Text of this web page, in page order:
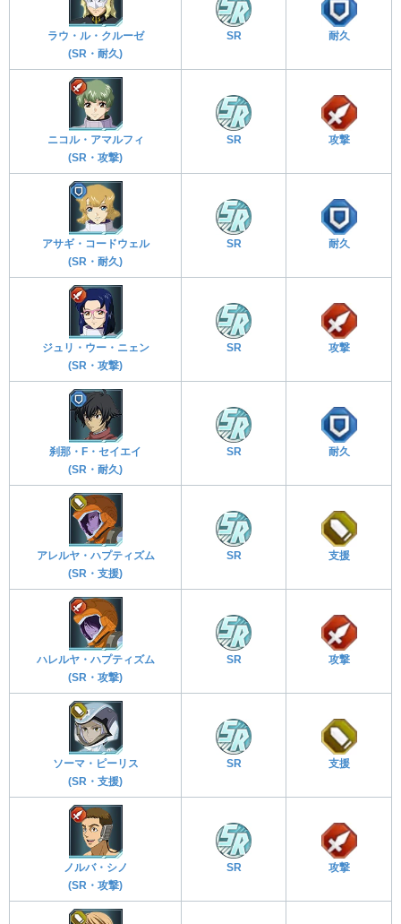
ラウ・ル・クルーゼ
(SR・耐久)
SR 耐久
ニコル・アマルフィ
(SR・攻撃)
SR 攻撃
アサギ・コードウェル
(SR・耐久)
SR 耐久
ジュリ・ウー・ニェン
(SR・攻撃)
SR 攻撃
刹那・F・セイエイ
(SR・耐久)
SR 耐久
アレルヤ・ハプティズム
(SR・支援)
SR 支援
ハレルヤ・ハプティズム
(SR・攻撃)
SR 攻撃
ソーマ・ピーリス
(SR・支援)
SR 支援
ノルバ・シノ
(SR・攻撃)
SR 攻撃